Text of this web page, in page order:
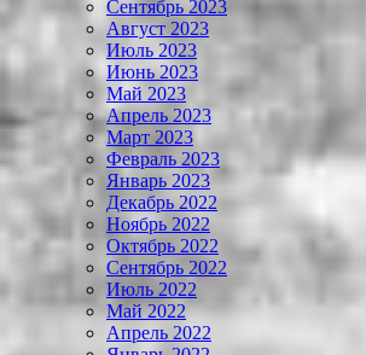
Сентябрь 2023
Август 2023
Июль 2023
Июнь 2023
Май 2023
Апрель 2023
Март 2023
Февраль 2023
Январь 2023
Декабрь 2022
Ноябрь 2022
Октябрь 2022
Сентябрь 2022
Июль 2022
Май 2022
Апрель 2022